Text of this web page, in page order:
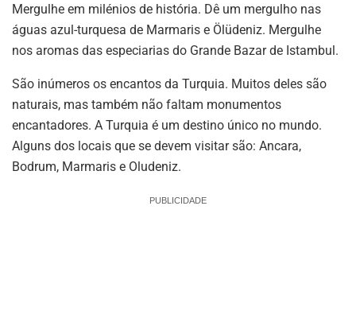
Mergulhe em milénios de história. Dê um mergulho nas
águas azul-turquesa de Marmaris e Ölüdeniz. Mergulhe
nos aromas das especiarias do Grande Bazar de Istambul.
São inúmeros os encantos da Turquia. Muitos deles são
naturais, mas também não faltam monumentos
encantadores. A Turquia é um destino único no mundo.
Alguns dos locais que se devem visitar são: Ancara,
Bodrum, Marmaris e Oludeniz.
PUBLICIDADE